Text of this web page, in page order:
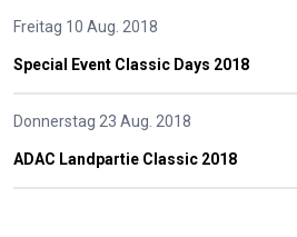
Freitag 10 Aug. 2018
Special Event Classic Days 2018
Donnerstag 23 Aug. 2018
ADAC Landpartie Classic 2018